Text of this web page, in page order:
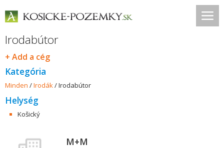
Irodabútor
+ Add a cég
Kategória
Minden /Irodák/Irodabútor
Helység
Košický
M+M